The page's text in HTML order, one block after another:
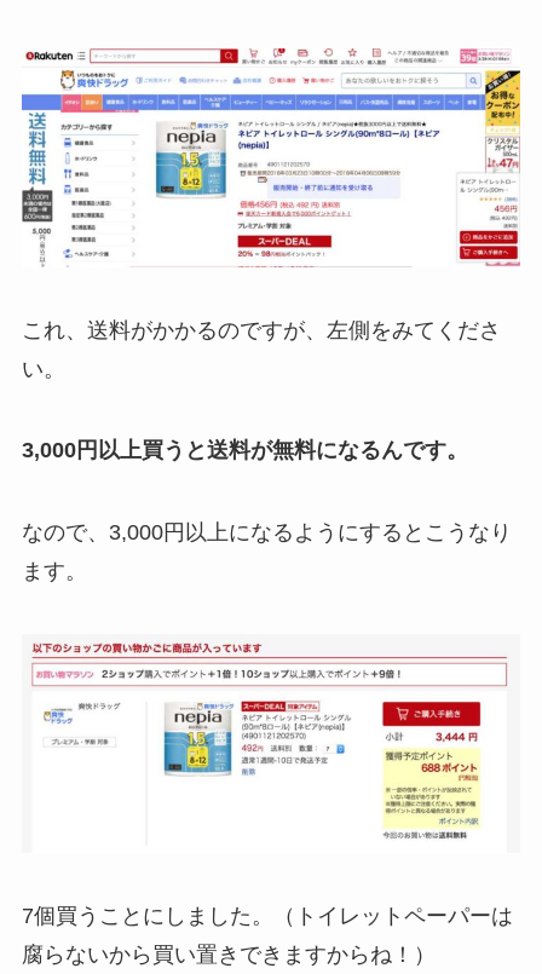
これ、送料がかかるのですが、左側をみてくださ
い。
3,000円以上買うと送料が無料になるんです。
なので、3,000円以上になるようにするとこうなり
ます。
7個買うことにしました。（トイレットペーパーは
腐らないから買い置きできますからね！）